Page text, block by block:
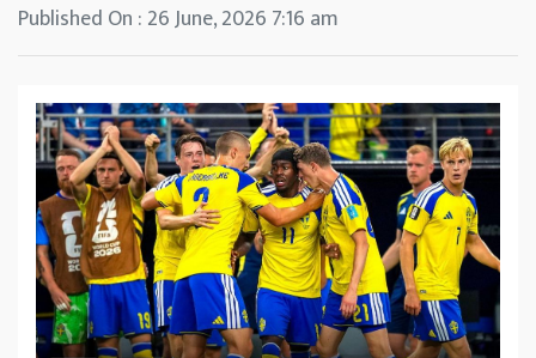
Published On : 26 June, 2026 7:16 am